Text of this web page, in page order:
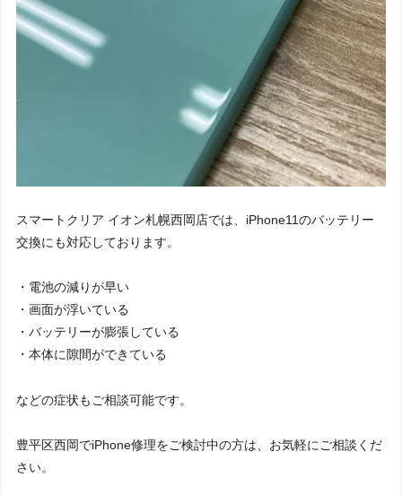
スマートクリア イオン札幌西岡店では、iPhone11のバッテリー
交換にも対応しております。
・電池の減りが早い
・画面が浮いている
・バッテリーが膨張している
・本体に隙間ができている
などの症状もご相談可能です。
豊平区西岡でiPhone修理をご検討中の方は、お気軽にご相談くだ
さい。